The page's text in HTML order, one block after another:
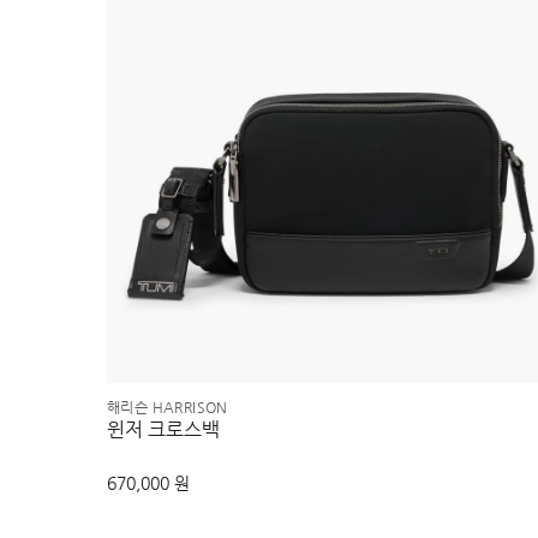
해리슨 HARRISON
윈저 크로스백
670,000 원